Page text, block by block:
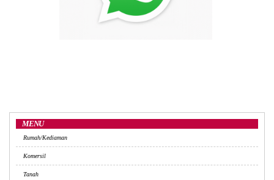
MENU
Rumah/Kediaman
Komersil
Tanah